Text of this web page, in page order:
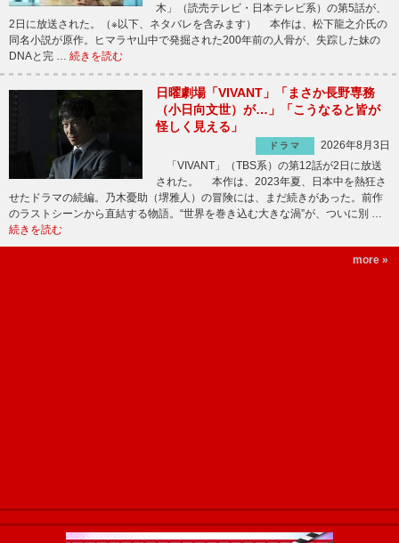
木」（読売テレビ・日本テレビ系）の第5話が、
2日に放送された。（※以下、ネタバレを含みます） 本作は、松下龍之介氏の
同名小説が原作。ヒマラヤ山中で発掘された200年前の人骨が、失踪した妹の
DNAと完 … 続きを読む
日曜劇場「VIVANT」「まさか長野専務
（小日向文世）が…」「こうなると皆が
怪しく見える」
ドラマ
2026年8月3日
「VIVANT」（TBS系）の第12話が2日に放送
された。 本作は、2023年夏、日本中を熱狂さ
せたドラマの続編。乃木憂助（堺雅人）の冒険には、まだ続きがあった。前作
のラストシーンから直結する物語。“世界を巻き込む大きな渦”が、ついに別 …
続きを読む
more »